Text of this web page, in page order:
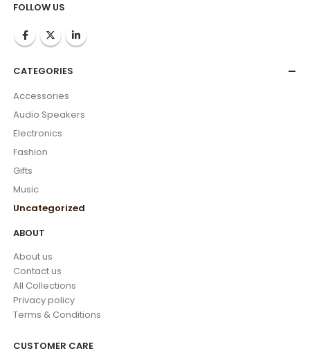
FOLLOW US
CATEGORIES
Accessories
Audio Speakers
Electronics
Fashion
Gifts
Music
Uncategorized
ABOUT
About us
Contact us
All Collections
Privacy policy
Terms & Conditions
CUSTOMER CARE